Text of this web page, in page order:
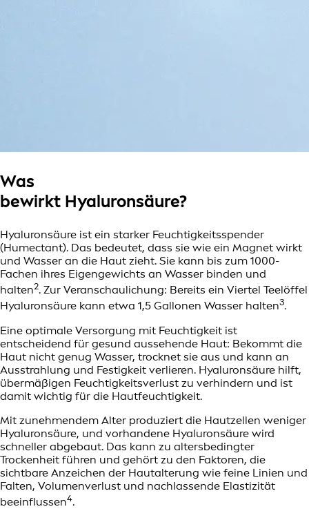
Was
bewirkt Hyaluronsäure?
Hyaluronsäure ist ein starker Feuchtigkeitsspender
(Humectant). Das bedeutet, dass sie wie ein Magnet wirkt
und Wasser an die Haut zieht. Sie kann bis zum 1000-
Fachen ihres Eigengewichts an Wasser binden und
halten2. Zur Veranschaulichung: Bereits ein Viertel Teelöffel
Hyaluronsäure kann etwa 1,5 Gallonen Wasser halten3.
Eine optimale Versorgung mit Feuchtigkeit ist
entscheidend für gesund aussehende Haut: Bekommt die
Haut nicht genug Wasser, trocknet sie aus und kann an
Ausstrahlung und Festigkeit verlieren. Hyaluronsäure hilft,
übermäßigen Feuchtigkeitsverlust zu verhindern und ist
damit wichtig für die Hautfeuchtigkeit.
Mit zunehmendem Alter produziert die Hautzellen weniger
Hyaluronsäure, und vorhandene Hyaluronsäure wird
schneller abgebaut. Das kann zu altersbedingter
Trockenheit führen und gehört zu den Faktoren, die
sichtbare Anzeichen der Hautalterung wie feine Linien und
Falten, Volumenverlust und nachlassende Elastizität
beeinflussen4.